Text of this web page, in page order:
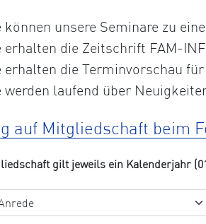
können unsere Seminare zu
erhalten die Zeitschrift FAM-
erhalten die Terminvorschau
werden laufend über
auf Mitgliedschaft beim
gilt jeweils ein Kalenderjahr